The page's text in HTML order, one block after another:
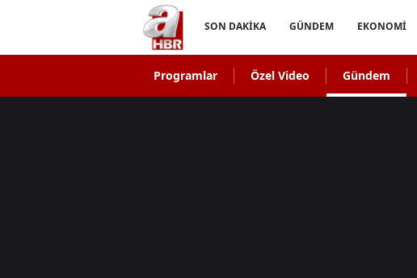
SON DAKİKA GÜNDEM EKONOMİ
Programlar Özel Video Gündem